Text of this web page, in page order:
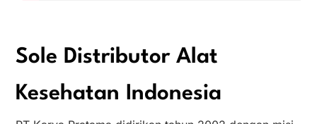
Sole Distributor Alat
Kesehatan Indonesia